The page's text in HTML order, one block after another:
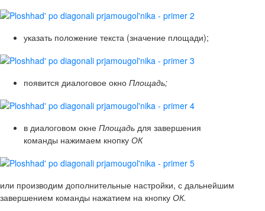
указать положение текста (значение площади);
появится диалоговое окно Площадь;
в диалоговом окне Площадь для завершения
команды нажимаем кнопку ОК
или производим дополнительные настройки, с дальнейшим
завершением команды нажатием на кнопку ОК.